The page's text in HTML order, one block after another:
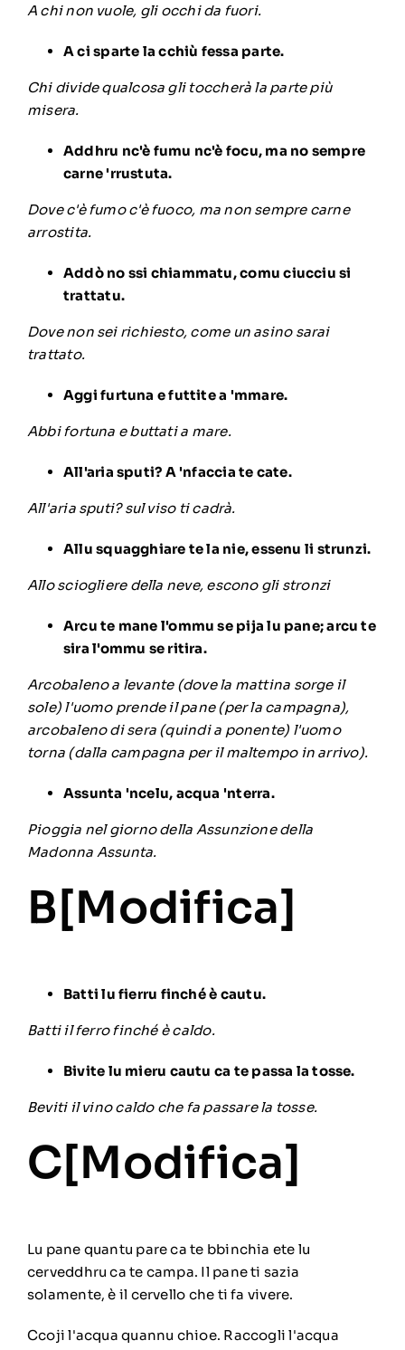
A chi non vuole, gli occhi da fuori.
A ci sparte la cchiù fessa parte.
Chi divide qualcosa gli toccherà la parte più
misera.
Addhru nc'è fumu nc'è focu, ma no sempre
carne 'rrustuta.
Dove c'è fumo c'è fuoco, ma non sempre carne
arrostita.
Addò no ssi chiammatu, comu ciucciu si
trattatu.
Dove non sei richiesto, come un asino sarai
trattato.
Aggi furtuna e futtite a 'mmare.
Abbi fortuna e buttati a mare.
All'aria sputi? A 'nfaccia te cate.
All'aria sputi? sul viso ti cadrà.
Allu squagghiare te la nie, essenu li strunzi.
Allo sciogliere della neve, escono gli stronzi
Arcu te mane l'ommu se pija lu pane; arcu te
sira l'ommu se ritira.
Arcobaleno a levante (dove la mattina sorge il
sole) l'uomo prende il pane (per la campagna),
arcobaleno di sera (quindi a ponente) l'uomo
torna (dalla campagna per il maltempo in arrivo).
Assunta 'ncelu, acqua 'nterra.
Pioggia nel giorno della Assunzione della
Madonna Assunta.
B[Modifica]
Batti lu fierru finché è cautu.
Batti il ferro finché è caldo.
Bivite lu mieru cautu ca te passa la tosse.
Beviti il vino caldo che fa passare la tosse.
C[Modifica]
Lu pane quantu pare ca te bbinchia ete lu
cerveddhru ca te campa. Il pane ti sazia
solamente, è il cervello che ti fa vivere.
Ccoji l'acqua quannu chioe. Raccogli l'acqua